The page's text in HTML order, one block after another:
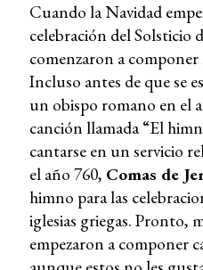
Cuando la Navidad
celebración del Solsticio
comenzaron a
Incluso antes de que se
un obispo romano en el
canción llamada “El
cantarse en un servicio
el año 760, Comas de
himno para las
iglesias griegas. Pronto,
empezaron a componer